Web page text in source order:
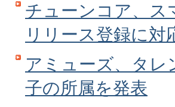
チューンコア、ス
リリース登録に対
アミューズ、タレ
子の所属を発表